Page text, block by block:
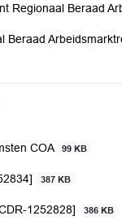
Regionaal Beraad
Beraad
COA
99 KB
387 KB
1252828] 386 KB